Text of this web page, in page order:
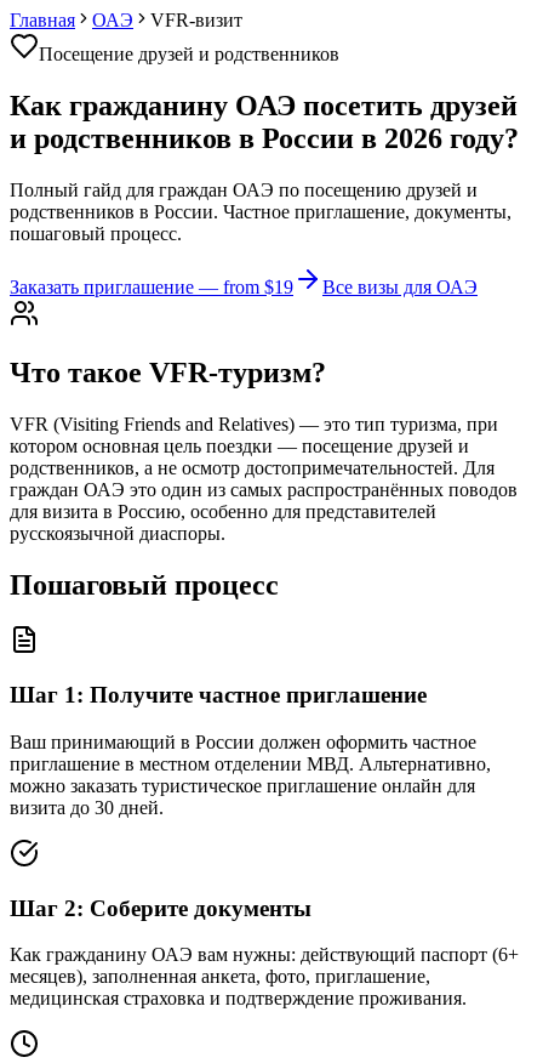
Главная ОАЭ
VFR-визит
Посещение друзей и родственников
Как гражданину ОАЭ посетить друзей
и родственников в России в 2026 году?
Полный гайд для граждан ОАЭ по посещению друзей и
родственников в России. Частное приглашение, документы,
пошаговый процесс.
Заказать приглашение — from $19 Все визы для ОАЭ
Что такое VFR-туризм?
VFR (Visiting Friends and Relatives) — это тип туризма, при
котором основная цель поездки — посещение друзей и
родственников, а не осмотр достопримечательностей. Для
граждан ОАЭ это один из самых распространённых поводов
для визита в Россию, особенно для представителей
русскоязычной диаспоры.
Пошаговый процесс
Шаг 1: Получите частное приглашение
Ваш принимающий в России должен оформить частное
приглашение в местном отделении МВД. Альтернативно,
можно заказать туристическое приглашение онлайн для
визита до 30 дней.
Шаг 2: Соберите документы
Как гражданину ОАЭ вам нужны: действующий паспорт (6+
месяцев), заполненная анкета, фото, приглашение,
медицинская страховка и подтверждение проживания.